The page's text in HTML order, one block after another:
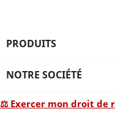
PRODUITS
NOTRE SOCIÉTÉ
⚖ Exercer mon droit de